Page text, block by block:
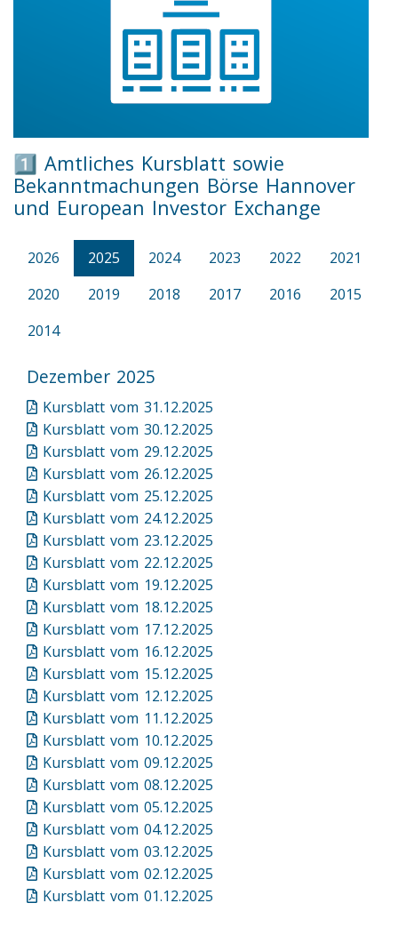
1️⃣ Amtliches Kursblatt sowie
Bekanntmachungen Börse Hannover
und European Investor Exchange
2026 2025 2024 2023 2022
2021
2020
2019 2018 2017 2016
2015
2014
Dezember 2025
Kursblatt vom 31.12.2025
Kursblatt vom 30.12.2025
Kursblatt vom 29.12.2025
Kursblatt vom 26.12.2025
Kursblatt vom 25.12.2025
Kursblatt vom 24.12.2025
Kursblatt vom 23.12.2025
Kursblatt vom 22.12.2025
Kursblatt vom 19.12.2025
Kursblatt vom 18.12.2025
Kursblatt vom 17.12.2025
Kursblatt vom 16.12.2025
Kursblatt vom 15.12.2025
Kursblatt vom 12.12.2025
Kursblatt vom 11.12.2025
Kursblatt vom 10.12.2025
Kursblatt vom 09.12.2025
Kursblatt vom 08.12.2025
Kursblatt vom 05.12.2025
Kursblatt vom 04.12.2025
Kursblatt vom 03.12.2025
Kursblatt vom 02.12.2025
Kursblatt vom 01.12.2025